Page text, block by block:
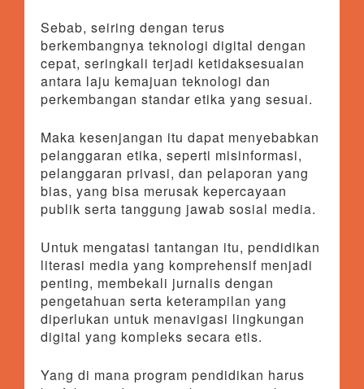
Sebab, seiring dengan terus
berkembangnya teknologi digital dengan
cepat, seringkali terjadi ketidaksesuaian
antara laju kemajuan teknologi dan
perkembangan standar etika yang sesuai.
Maka kesenjangan itu dapat menyebabkan
pelanggaran etika, seperti misinformasi,
pelanggaran privasi, dan pelaporan yang
bias, yang bisa merusak kepercayaan
publik serta tanggung jawab sosial media.
Untuk mengatasi tantangan itu, pendidikan
literasi media yang komprehensif menjadi
penting, membekali jurnalis dengan
pengetahuan serta keterampilan yang
diperlukan untuk menavigasi lingkungan
digital yang kompleks secara etis.
Yang di mana program pendidikan harus